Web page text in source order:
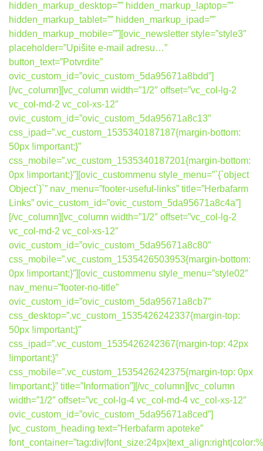
hidden_markup_desktop=”” hidden_markup_laptop=””
hidden_markup_tablet=”” hidden_markup_ipad=””
hidden_markup_mobile=””][ovic_newsletter style=”style3″
placeholder=”Upišite e-mail adresu…”
button_text=”Potvrdite”
ovic_custom_id=”ovic_custom_5da95671a8bdd”]
[/vc_column][vc_column width=”1/2″ offset=”vc_col-lg-2
vc_col-md-2 vc_col-xs-12″
ovic_custom_id=”ovic_custom_5da95671a8c13″
css_ipad=”.vc_custom_1535340187187{margin-bottom:
50px !important;}”
css_mobile=”.vc_custom_1535340187201{margin-bottom:
0px !important;}”][ovic_custommenu style_menu=”`{`object
Object`}`” nav_menu=”footer-useful-links” title=”Herbafarm
Links” ovic_custom_id=”ovic_custom_5da95671a8c4a”]
[/vc_column][vc_column width=”1/2″ offset=”vc_col-lg-2
vc_col-md-2 vc_col-xs-12″
ovic_custom_id=”ovic_custom_5da95671a8c80″
css_mobile=”.vc_custom_1535426503953{margin-bottom:
0px !important;}”][ovic_custommenu style_menu=”style02″
nav_menu=”footer-no-title”
ovic_custom_id=”ovic_custom_5da95671a8cb7″
css_desktop=”.vc_custom_1535426242337{margin-top:
50px !important;}”
css_ipad=”.vc_custom_1535426242367{margin-top: 42px
!important;}”
css_mobile=”.vc_custom_1535426242375{margin-top: 0px
!important;}” title=”Information”][/vc_column][vc_column
width=”1/2″ offset=”vc_col-lg-4 vc_col-md-4 vc_col-xs-12″
ovic_custom_id=”ovic_custom_5da95671a8ced”]
[vc_custom_heading text=”Herbafarm apoteke”